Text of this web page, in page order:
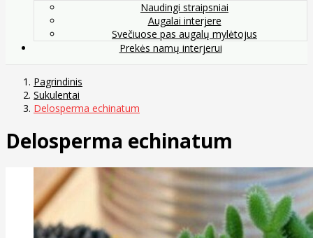
Naudingi straipsniai
Augalai interjere
Svečiuose pas augalų mylėtojus
Prekės namų interjerui
Pagrindinis
Sukulentai
Delosperma echinatum
Delosperma echinatum